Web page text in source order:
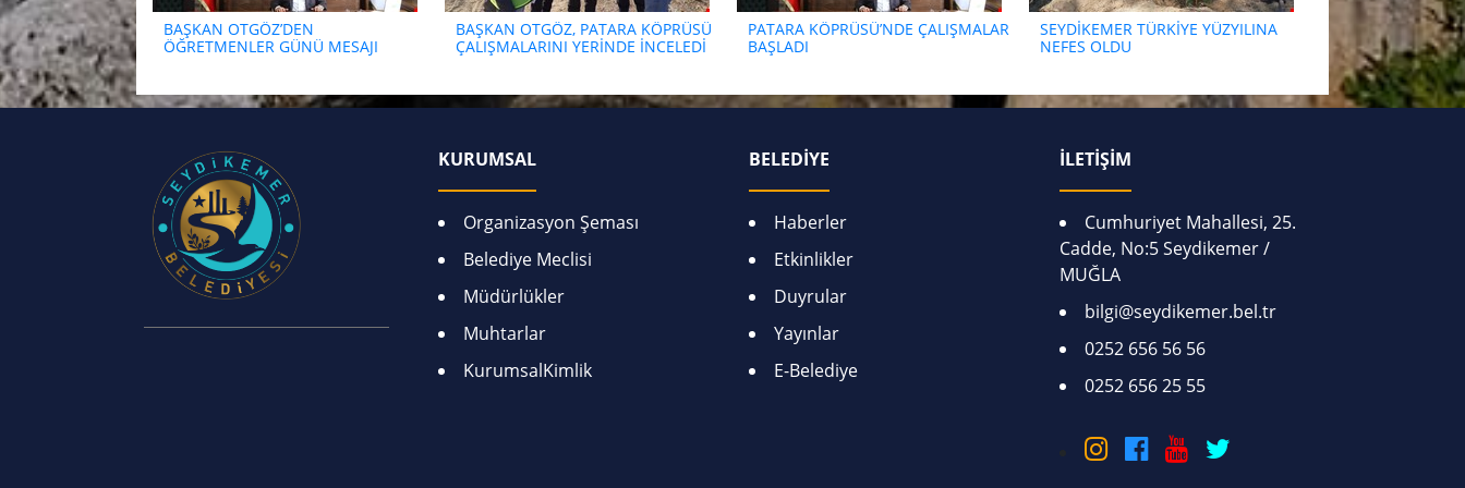
BAŞKAN OTGÖZ’DEN
ÖĞRETMENLER GÜNÜ MESAJI
BAŞKAN OTGÖZ, PATARA KÖPRÜSÜ
ÇALIŞMALARINI YERİNDE İNCELEDİ
PATARA KÖPRÜSÜ’NDE ÇALIŞMALAR
BAŞLADI
SEYDİKEMER TÜRKİYE YÜZYILINA
NEFES OLDU
KURUMSAL
Organizasyon Şeması
Belediye Meclisi
Müdürlükler
Muhtarlar
KurumsalKimlik
BELEDİYE
Haberler
Etkinlikler
Duyrular
Yayınlar
E-Belediye
İLETİŞİM
Cumhuriyet Mahallesi, 25.
Cadde, No:5 Seydikemer /
MUĞLA
bilgi@seydikemer.bel.tr
0252 656 56 56
0252 656 25 55